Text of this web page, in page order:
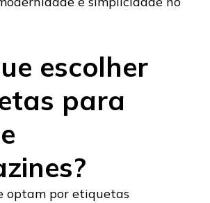
escolher
para
optam por etiquetas